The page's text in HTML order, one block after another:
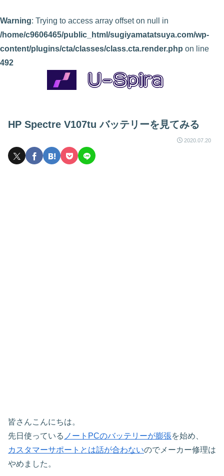
Warning: Trying to access array offset on null in
/home/c9606465/public_html/sugiyamatatsuya.com/wp-
content/plugins/cta/classes/class.cta.render.php on line
492
HP Spectre V107tu バッテリーを見てみる
2020.07.20
皆さんこんにちは。
先日使っている ノートPCのバッテリーが膨張を始め、
カスタマーサポートとは話が合わないのでメーカー修理は
やめました。